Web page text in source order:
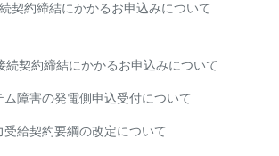
契約締結にかかるお申込みについて
続契約締結にかかるお申込みについて
ム障害の発電側申込受付について
給契約要綱の改定について